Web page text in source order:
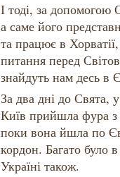
І тоді, за допомогою
а саме його
та працює в
питання перед
знайдуть нам десь
За два дні до Свята,
Київ прийшла фура
поки вона йшла по
кордон. Багато було
Україні також.